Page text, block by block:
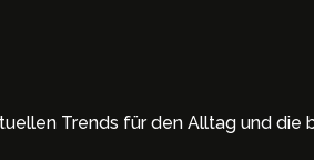
Trends für den Alltag und die